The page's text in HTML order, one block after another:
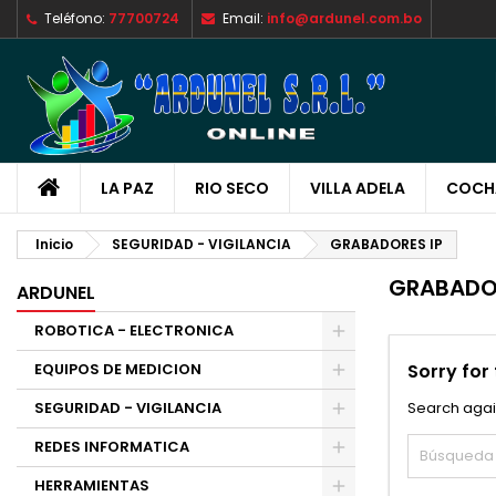
Teléfono: 77700724 Email: info@ardunel.com.bo
LA PAZ RIO SECO VILLA ADELA
Inicio SEGURIDAD - VIGILANCIA GRABADORES IP
ARDUNEL
ROBOTICA - ELECTRONICA
EQUIPOS DE MEDICION
SEGURIDAD - VIGILANCIA
REDES INFORMATICA
HERRAMIENTAS
Sorry for
Search